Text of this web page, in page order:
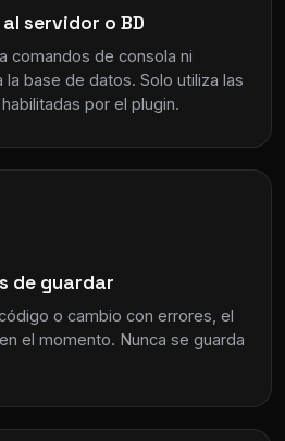
servidor o BD
comandos de consola ni
base de datos. Solo utiliza las
por el plugin.
de guardar
o cambio con errores, el
el momento. Nunca se guarda